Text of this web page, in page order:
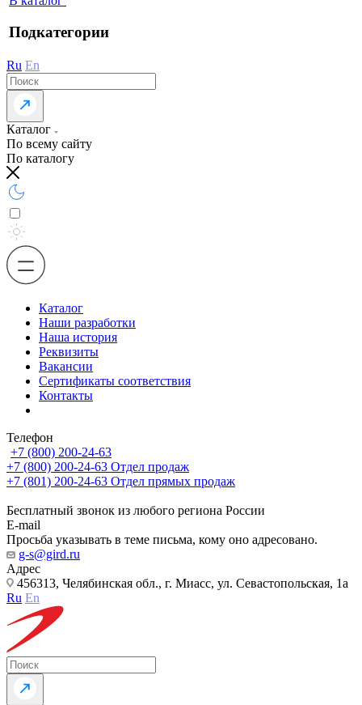
Подкатегории
Ru En
Каталог
По всему сайту
По каталогу
Каталог
Наши разработки
Наша история
Реквизиты
Вакансии
Сертификаты соответствия
Контакты
Телефон
+7 (800) 200-24-63
+7 (800) 200-24-63 Отдел продаж
+7 (801) 200-24-63 Отдел прямых продаж
Бесплатный звонок из любого региона России
E-mail
Просьба указывать в теме письма, кому оно адресовано.
g-s@gird.ru
Адрес
456313, Челябинская обл., г. Миасс, ул. Севастопольская, 1а
Ru En